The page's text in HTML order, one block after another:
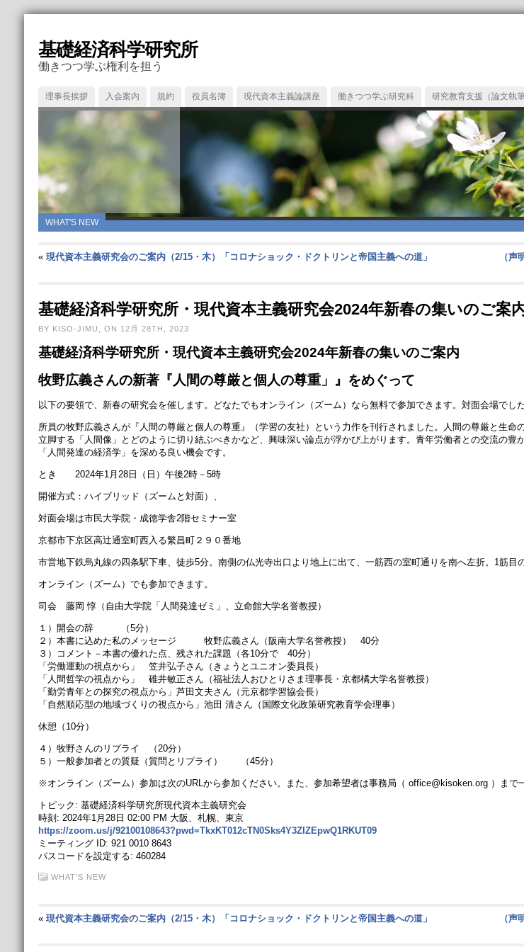
基礎経済科学研究所
働きつつ学ぶ権利を担う
理事長挨拶 入会案内 規約 役員名簿 現代資本主義論講座 働きつつ学ぶ研究科 研究教育支援（論文執筆
WHAT'S NEW
« 現代資本主義研究会のご案内（2/15・木）「コロナショック・ドクトリンと帝国主義への道」
（
基礎経済科学研究所・現代資本主義研究会2024年新春の集いのご案
BY KISO-JIMU, ON 12月 28TH, 2023
基礎経済科学研究所・ 現代資本主義研究会2024年新春の集いのご案内
牧野広義さんの新著『人間の尊厳と個人の尊重」』をめぐって
以下の要領で、新春の研究会を催します。どなたでもオンライン（ズーム）なら無料で参加できます。対面会場でし
所員の牧野広義さんが『人間の尊厳と個人の尊重』（学習の友社）という力作を刊行されました。人間の尊厳と生
立脚する「人間像」とどのように切り結ぶべきかなど、興味深い論点が浮かび上がります。青年労働者との交流の
「人間発達の経済学」を深める良い機会です。
とき 2024年1月28日（日）午後2時－5時
開催方式：ハイブリッド（ズームと対面）、
対面会場は市民大学院・成徳学舎2階セミナー室
京都市下京区高辻通室町西入る繁昌町２９０番地
市営地下鉄烏丸線の四条駅下車、徒歩5分。南側の仏光寺出口より地上に出て、一筋西の室町通りを南へ左折。1筋目
オンライン（ズーム）でも参加できます。
司会 藤岡 惇（自由大学院「人間発達ゼミ」、立命館大学名誉教授）
１）開会の辞 （5分）
２）本書に込めた私のメッセージ 牧野広義さん（阪南大学名誉教授） 40分
３）コメント－本書の優れた点、残された課題（各10分で 40分）
「労働運動の視点から」 笠井弘子さん（きょうとユニオン委員長）
「人間哲学の視点から」 碓井敏正さん（福祉法人おひとりさま理事長・京都橘大学名誉教授）
「勤労青年との探究の視点から」芦田文夫さん（元京都学習協会長）
「自然順応型の地域づくりの視点から」池田 清さん（国際文化政策研究教育学会理事）
休憩（10分）
４）牧野さんのリプライ （20分）
５）一般参加者との質疑（質問とリプライ） （45分）
※オンライン（ズーム）参加は次のURLから参加ください。また、参加希望者は事務局（ office@kisoken.org ）まで
トピック: 基礎経済科学研究所現代資本主義研究会
時刻: 2024年1月28日 02:00 PM 大阪、札幌、東京
https://zoom.us/j/92100108643?pwd=TkxKT012cTN0Sks4Y3ZIZEpwQ1RKUT09
ミーティング ID: 921 0010 8643
パスコードを設定する: 460284
WHAT'S NEW
« 現代資本主義研究会のご案内（2/15・木）「コロナショック・ドクトリンと帝国主義への道」
（